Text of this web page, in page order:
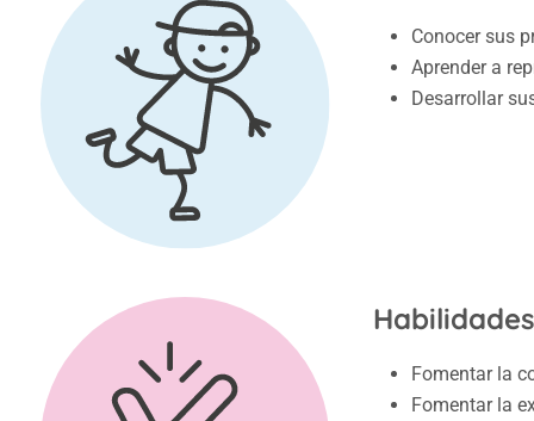
Conocer sus
Aprender a
Desarrollar
Fomentar la
Fomentar la